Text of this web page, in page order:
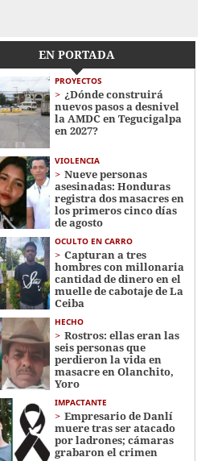
EN PORTADA
PROYECTOS
¿Dónde construirá
nuevos pasos a desnivel
la AMDC en Tegucigalpa
en 2027?
VIOLENCIA
Nueve personas
asesinadas: Honduras
registra dos masacres en
los primeros cinco días
de agosto
OCULTO EN CARRO
Capturan a tres
hombres con millonaria
cantidad de dinero en el
muelle de cabotaje de La
Ceiba
HECHO
Rostros: ellas eran las
seis personas que
perdieron la vida en
masacre en Olanchito,
Yoro
IMPACTANTE
Empresario de Danlí
muere tras ser atacado
por ladrones; cámaras
grabaron el crimen